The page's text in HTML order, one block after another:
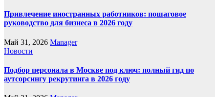
Привлечение иностранных работников: пошаговое
руководство для бизнеса в 2026 году
Май 31, 2026 Manager
Новости
Подбор персонала в Москве под ключ: полный гид по
аутсорсингу рекрутинга в 2026 году